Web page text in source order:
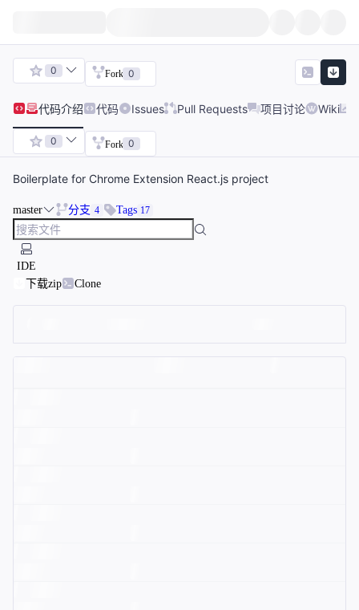
0 Fork 0
代码介绍 代码 Issues Pull Requests 项目讨论 Wiki
0 Fork 0
Boilerplate for Chrome Extension React.js project
master 分支 4 Tags 17
IDE
下载zip
Clone